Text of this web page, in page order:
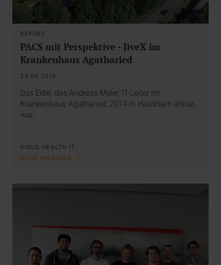
REPORT
PACS mit Perspektive - JiveX im
Krankenhaus Agatharied
24.04.2019
Das Erbe, das Andreas Meier, IT-Leiter im
Krankenhaus Agatharied, 2014 in Hausham antrat,
war…
VISUS HEALTH IT
MEHR ERFAHREN